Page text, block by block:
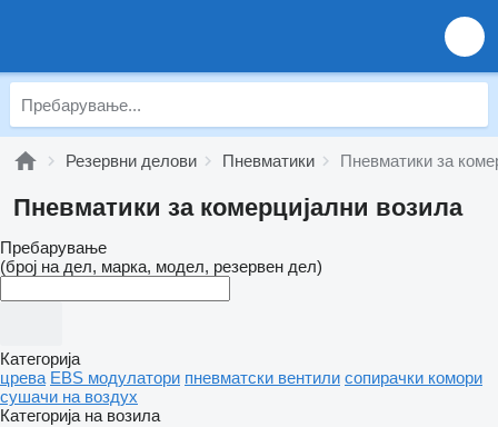
Резервни делови Пневматики Пневматики за
Пневматики за комерцијални возила
Пребарување
(број на дел, марка, модел, резервен дел)
Категорија
црева EBS модулатори пневматски вентили сопирачки комори
сушачи на воздух
Категорија на возила